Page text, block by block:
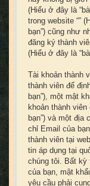
(Hiểu ở đây là
trong website “”
bạn”) cũng như
đăng ký thành
(Hiểu ở đây là
Tài khoản thành
thành viên để
bạn”), một mật
khoản thành
bạn”) và một địa
chỉ Email của
thành viên tại
tin áp dụng tại
chúng tôi. Bất kỳ
của bạn, mật
yêu cầu phải